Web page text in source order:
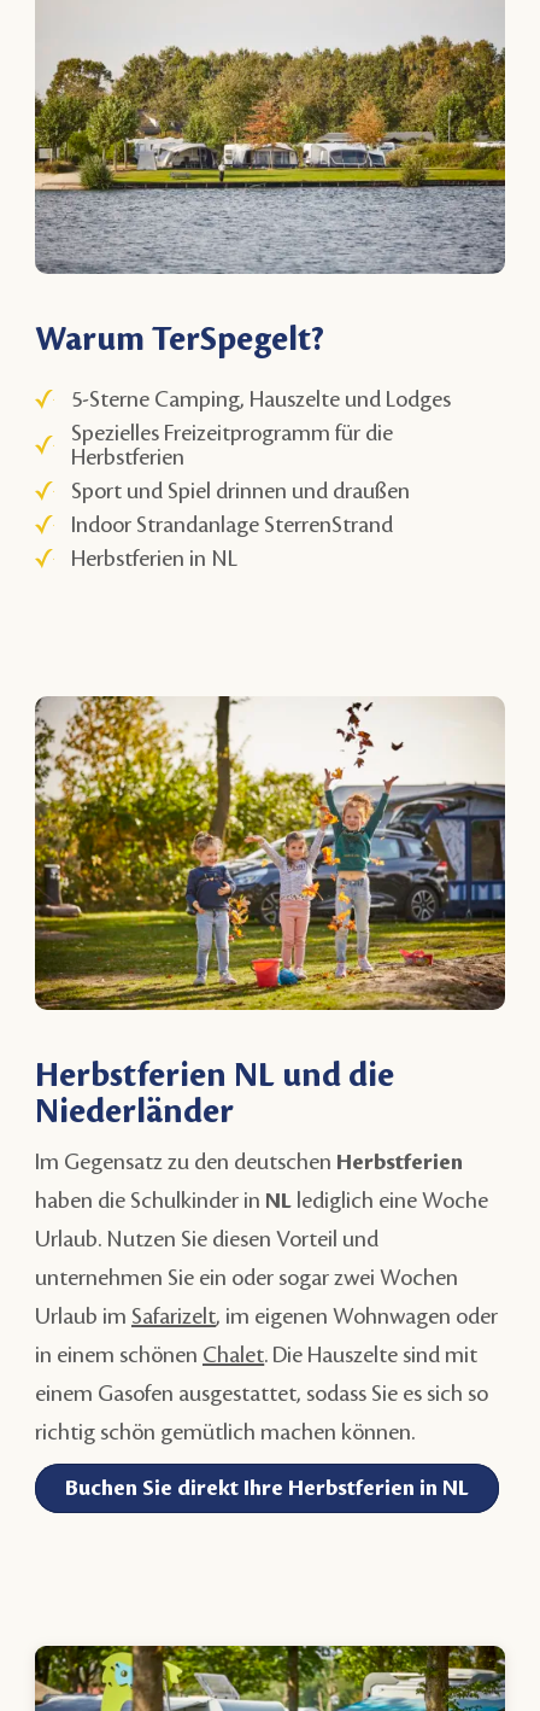
Warum TerSpegelt?
5-Sterne Camping, Hauszelte und Lodges
Spezielles Freizeitprogramm für die
Herbstferien
Sport und Spiel drinnen und draußen
Indoor Strandanlage SterrenStrand
Herbstferien in NL
Herbstferien NL und die
Niederländer
Im Gegensatz zu den deutschen Herbstferien
haben die Schulkinder in NL lediglich eine Woche
Urlaub. Nutzen Sie diesen Vorteil und
unternehmen Sie ein oder sogar zwei Wochen
Urlaub im Safarizelt, im eigenen Wohnwagen oder
in einem schönen Chalet. Die Hauszelte sind mit
einem Gasofen ausgestattet, sodass Sie es sich so
richtig schön gemütlich machen können.
Buchen Sie direkt Ihre Herbstferien in NL